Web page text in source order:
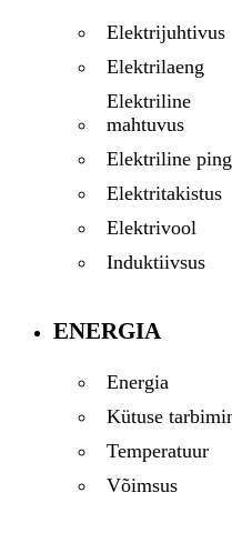
Elektrijuhtivus
Elektrilaeng
Elektriline
mahtuvus
Elektriline
Elektritakistus
Elektrivool
Induktiivsus
ENERGIA
Energia
Kütuse
Temperatuur
Võimsus